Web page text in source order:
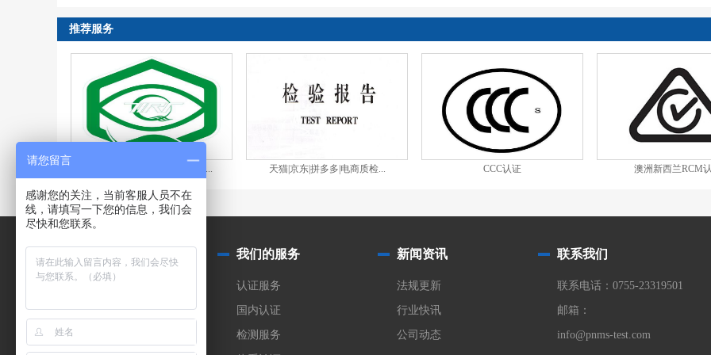
推荐服务
显示设备显示性能和视觉健... 天猫|京东|拼多多|电商质检... CCC认证 澳洲新西兰RCM
实验室
我们的服务
认证服务
国内认证
检测服务
新闻资讯
法规更新
行业快讯
公司动态
联系我们
联系电话：0755-23319501
邮箱：
info@pnms-test.com
请您留言
感谢您的关注，当前客服人员不在
线，请填写一下您的信息，我们会
尽快和您联系。